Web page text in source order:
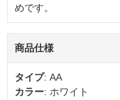
めです。
商品仕様
タイプ: AA
カラー: ホワイト